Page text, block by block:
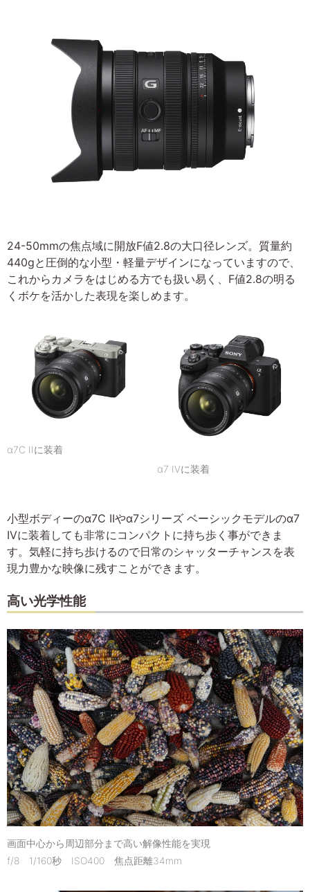
24-50mmの焦点域に開放F値2.8の大口径レンズ。質量約
440gと圧倒的な小型・軽量デザインになっていますので、
これからカメラをはじめる方でも扱い易く、F値2.8の明る
くボケを活かした表現を楽しめます。
α7C IIに装着
α7 IVに装着
小型ボディーのα7C IIやα7シリーズ ベーシックモデルのα7
IVに装着しても非常にコンパクトに持ち歩く事ができま
す。気軽に持ち歩けるので日常のシャッターチャンスを表
現力豊かな映像に残すことができます。
高い光学性能
画面中心から周辺部分まで高い解像性能を実現
f/8 1/160秒 ISO400 焦点距離34mm